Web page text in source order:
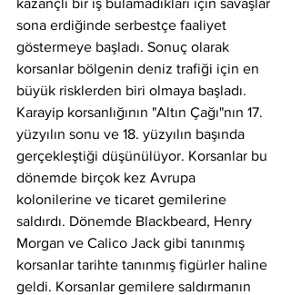
kazançlı bir iş bulamadıkları için savaşlar
sona erdiğinde serbestçe faaliyet
göstermeye başladı. Sonuç olarak
korsanlar bölgenin deniz trafiği için en
büyük risklerden biri olmaya başladı.
Karayip korsanlığının "Altın Çağı"nın 17.
yüzyılın sonu ve 18. yüzyılın başında
gerçekleştiği düşünülüyor. Korsanlar bu
dönemde birçok kez Avrupa
kolonilerine ve ticaret gemilerine
saldırdı. Dönemde Blackbeard, Henry
Morgan ve Calico Jack gibi tanınmış
korsanlar tarihte tanınmış figürler haline
geldi. Korsanlar gemilere saldırmanın